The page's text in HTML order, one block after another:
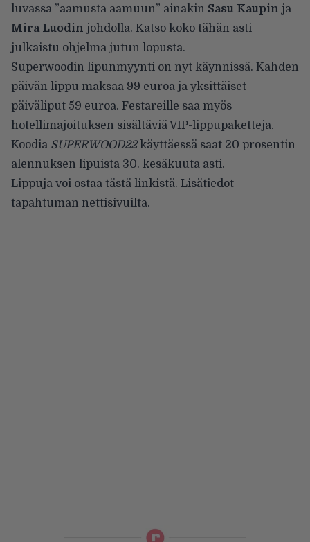
luvassa ”aamusta aamuun” ainakin Sasu Kaupin ja
Mira Luodin johdolla. Katso koko tähän asti
julkaistu ohjelma jutun lopusta.
Superwoodin lipunmyynti on nyt käynnissä. Kahden
päivän lippu maksaa 99 euroa ja yksittäiset
päiväliput 59 euroa. Festareille saa myös
hotellimajoituksen sisältäviä VIP-lippupaketteja.
Koodia SUPERWOOD22käyttäessä saat 20 prosentin
alennuksen lipuista 30. kesäkuuta asti.
Lippuja voi ostaa tästä linkistä. Lisätiedot
tapahtuman nettisivuilta.